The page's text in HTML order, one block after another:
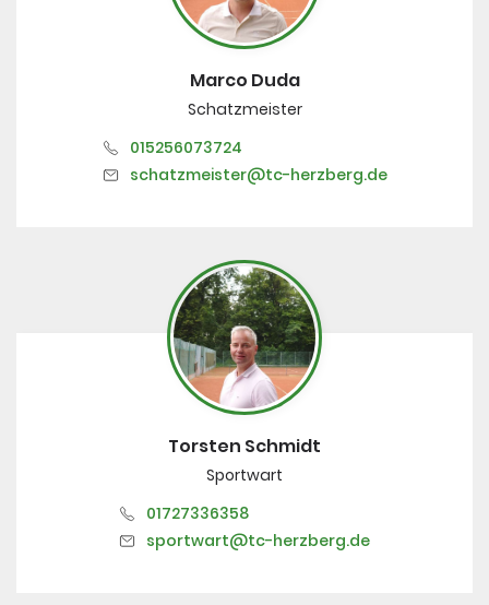
Marco Duda
Schatzmeister
015256073724
schatzmeister@tc-herzberg.de
Torsten Schmidt
Sportwart
01727336358
sportwart@tc-herzberg.de